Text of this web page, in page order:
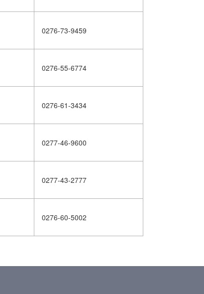
0276-73-9459
0276-55-6774
0276-61-3434
0277-46-9600
0277-43-2777
0276-60-5002